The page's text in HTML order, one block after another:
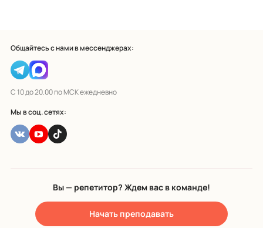
Общайтесь с нами в мессенджерах:
С 10 до 20.00 по МСК ежедневно
Мы в соц. сетях:
Вы — репетитор? Ждем вас в команде!
Начать преподавать